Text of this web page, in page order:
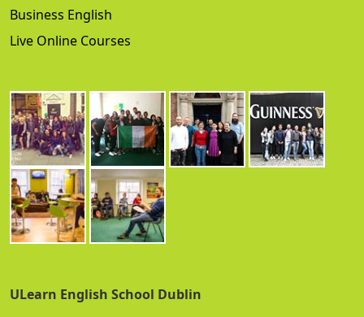
Business English
Live Online Courses
ULearn English School Dublin